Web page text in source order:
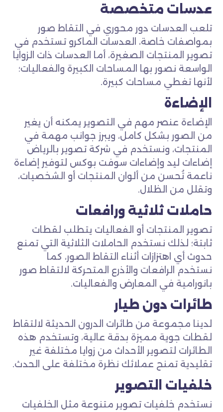
عدسات متخصصة
تلعب العدسات دور محوري في التقاط صور
بمواصفات خاصة، العدسات الماكرو تستخدم في
تصوير المنتجات الصغيرة، أما العدسات ذات الزوايا
الواسعة نصور بها المساحات الكبيرة والفعاليات؛
لأنها تغطي مساحات كبيرة.
الإضاءة
الإضاءة عنصر مهم في التصوير يمكنه أن يغير
من الصور بشكل كامل، ويبرز جوانب مهمة في
المنتجات، ونستخدم في شركة تصوير بالرياض
إضاءات ليد وإضاءات سوفت بوكس لتوفير إضاءة
ناعمة تُحسن من ألوان المنتجات أو الشخصيات،
وتقلل من الظلال.
حاملات ثلاثية ورافعات
تصوير المنتجات أو الفعاليات يتطلب لقطات
ثابتة؛ لذلك نستخدم الحاملات الثلاثية التي تمنع
حدوث أي اهتزازات أثناء التقاط الصور، كما
نستخدم الرافعات والأذرع المتحركة لالتقاط صور
بانورامية في المعارض والفعاليات.
طائرات دون طيار
لدينا مجموعة من طائرات الدرون الحديثة لالتقاط
لقطات جوية مميزة بدقة عالية، وتستخدم هذه
الطائرات لتصوير الأحداث من زوايا مختلفة غير
تقليدية تمنح عملائك نظرة مختلفة على الحدث.
خلفيات التصوير
نستخدم خلفيات تصوير متنوعة مثل الخلفيات